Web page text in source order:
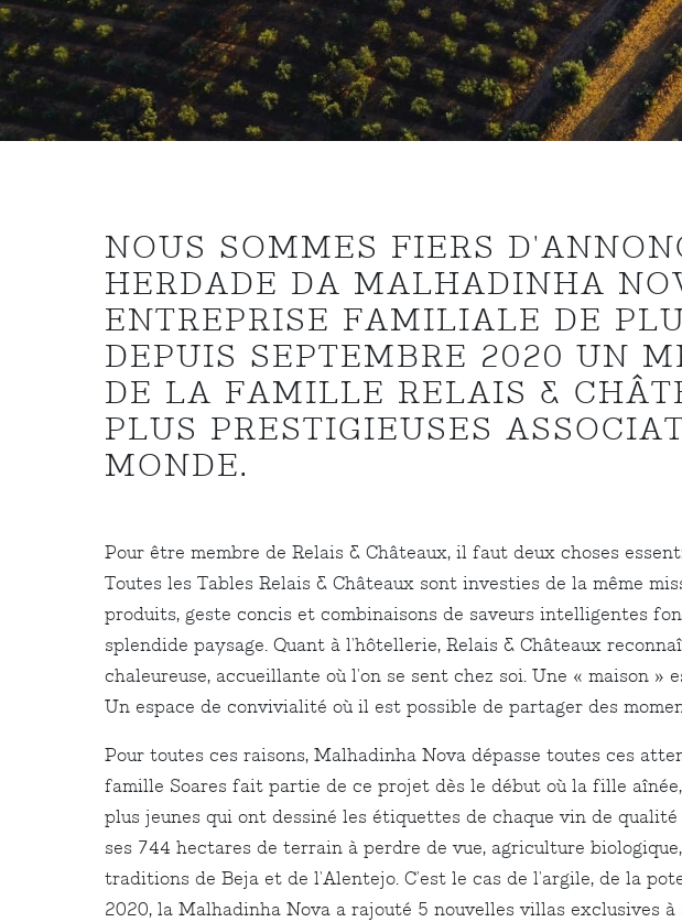
NOUS SOMMES FIERS
HERDADE DA MALHADINHA
ENTREPRISE FAMILIALE DE
DEPUIS SEPTEMBRE 2020 UN
DE LA FAMILLE RELAIS &
PLUS PRESTIGIEUSES
MONDE.
Pour être membre de Relais & Châteaux, il faut deux choses
Toutes les Tables Relais & Châteaux sont investies de la même
produits, geste concis et combinaisons de saveurs intelligentes
splendide paysage. Quant à l'hôtellerie, Relais & Châteaux
chaleureuse, accueillante où l'on se sent chez soi. Une « maison
Un espace de convivialité où il est possible de partager des
Pour toutes ces raisons, Malhadinha Nova dépasse toutes ces
famille Soares fait partie de ce projet dès le début où la fille
plus jeunes qui ont dessiné les étiquettes de chaque vin de
ses 744 hectares de terrain à perdre de vue, agriculture
traditions de Beja et de l'Alentejo. C'est le cas de l'argile, de la
2020, la Malhadinha Nova a rajouté 5 nouvelles villas exclusives